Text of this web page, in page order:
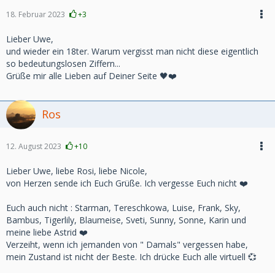
18. Februar 2023 +3
Lieber Uwe,
und wieder ein 18ter. Warum vergisst man nicht diese eigentlich
so bedeutungslosen Ziffern...
Grüße mir alle Lieben auf Deiner Seite 🖤❤️
Ros
12. August 2023 +10
Lieber Uwe, liebe Rosi, liebe Nicole,
von Herzen sende ich Euch Grüße. Ich vergesse Euch nicht ❤️
Euch auch nicht : Starman, Tereschkowa, Luise, Frank, Sky,
Bambus, Tigerlily, Blaumeise, Sveti, Sunny, Sonne, Karin und
meine liebe Astrid ❤️
Verzeiht, wenn ich jemanden von " Damals" vergessen habe,
mein Zustand ist nicht der Beste. Ich drücke Euch alle virtuell 💞